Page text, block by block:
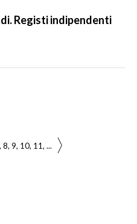
Registi indipendenti
8 9 10 11 ...